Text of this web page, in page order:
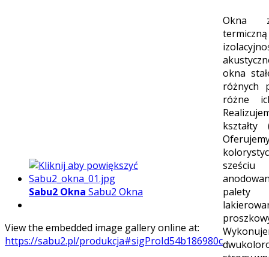
Sabu2 Okna Sabu2 Okna
View the embedded image gallery online at:
https://sabu2.pl/produkcja#sigProId54b186980c
Okna
okna
różnych
różne
kształty